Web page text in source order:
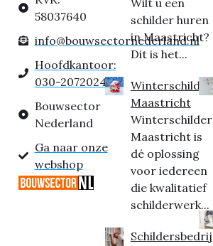
58037640
info@bouwsectornederland.nl
Hoofdkantoor:
030-2072024
Bouwsector
Nederland
Ga naar onze
webshop
schilder huren
in Maastricht?
Dit is het...
Winterschilder
Maastricht
Winterschilder
Maastricht is
dé oplossing
voor iedereen
die kwalitatief
schilderwerk...
Schildersbedrij